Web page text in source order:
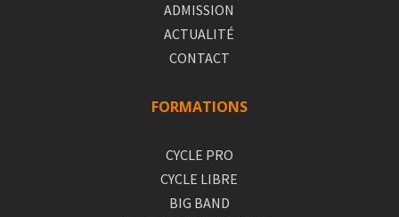
ADMISSION
ACTUALITÉ
CONTACT
FORMATIONS
CYCLE PRO
CYCLE LIBRE
BIG BAND